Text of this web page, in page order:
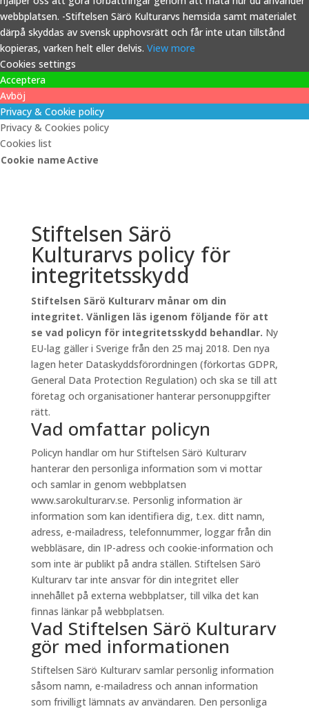
webbplatsen. -Stiftelsen Särö Kulturarvs hemsida samt materialet
därpå skyddas av svensk upphovsrätt och får inte utan tillstånd
kopieras, varken helt eller delvis. View more
Cookies settings
Acceptera
Avböj
Privacy & Cookie policy
Privacy & Cookies policy
Cookies list
Cookie nameActive
Stiftelsen Särö
Kulturarvs policy för
integritetsskydd
Stiftelsen Särö Kulturarv månar om din
integritet. Vänligen läs igenom följande för att
se vad policyn för integritetsskydd behandlar. Ny
EU-lag gäller i Sverige från den 25 maj 2018. Den nya
lagen heter Dataskyddsförordningen (förkortas GDPR,
General Data Protection Regulation) och ska se till att
företag och organisationer hanterar personuppgifter
rätt.
Vad omfattar policyn
Policyn handlar om hur Stiftelsen Särö Kulturarv
hanterar den personliga information som vi mottar
och samlar in genom webbplatsen
www.sarokulturarv.se. Personlig information är
information som kan identifiera dig, t.ex. ditt namn,
adress, e-mailadress, telefonnummer, loggar från din
webbläsare, din IP-adress och cookie-information och
som inte är publikt på andra ställen. Stiftelsen Särö
Kulturarv tar inte ansvar för din integritet eller
innehållet på externa webbplatser, till vilka det kan
finnas länkar på webbplatsen.
Vad Stiftelsen Särö Kulturarv
gör med informationen
Stiftelsen Särö Kulturarv samlar personlig information
såsom namn, e-mailadress och annan information
som frivilligt lämnats av användaren. Den personliga